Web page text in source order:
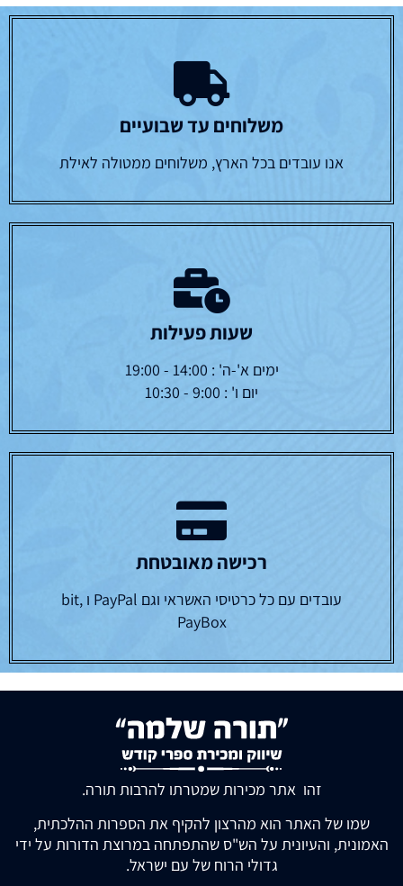
משלוחים עד שבועיים
אנו עובדים בכל הארץ, משלוחים ממטולה לאילת
שעות פעילות
ימים א'-ה' : 14:00 - 19:00
יום ו' : 9:00 - 10:30
רכישה מאובטחת
עובדים עם כל כרטיסי האשראי וגם PayPal ו bit,
PayBox
זהו אתר מכירות שמטרתו להרבות תורה.
שמו של האתר הוא מהרצון להקיף את הספרות ההלכתית,
האמונית, והעיונית על הש"ס שהתפתחה במרוצת הדורות על ידי
גדולי הרוח של עם ישראל.